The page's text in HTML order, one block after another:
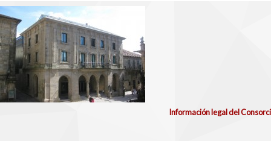
Información legal del